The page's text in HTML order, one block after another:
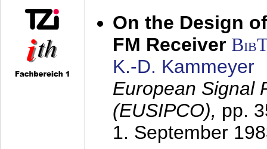
On the Design
FM Receiver
K.-D. Kammeyer
European Signal
(EUSIPCO), pp.
1. September